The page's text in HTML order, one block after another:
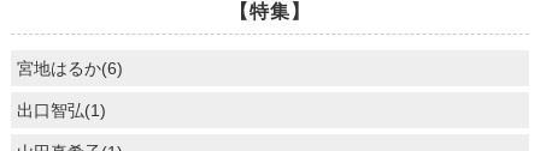
【特集】
宮地はるか(6)
出口智弘(1)